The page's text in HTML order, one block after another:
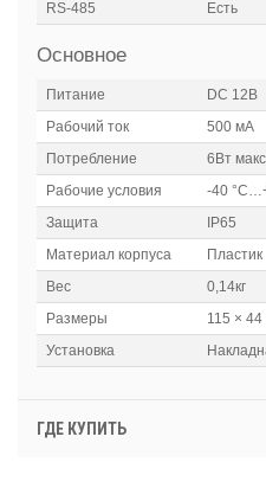
RS-485
Есть
Основное
Питание
DC 12В
Рабочий ток
500 мА
Потребление
6Вт
Рабочие условия
-40
Защита
IP65
Материал корпуса
Пластик
Вес
0,14кг
Размеры
115 ×
Установка
ГДЕ КУПИТЬ